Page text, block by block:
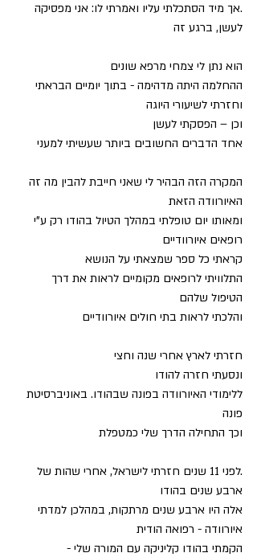
.אך מיד הסתכלתי עליו ואמרתי לו: אני מפסיקה
לעשן, ברגע זה
הוא נתן לי צמחי מרפא שונים
ההחלמה היתה מדהימה - בתוך יומיים הבראתי
וחזרתי לשיעורי היוגה
וכן – הפסקתי לעשן
אחד הדברים החשובים ביותר שעשיתי למעני
המקרה הזה הבהיר לי שאני חייבת להבין מה זה
האיורוודה הזאת
ומאותו יום טופלתי במהלך הטיול בהודו רק ע"י
רופאים איורוודיים
קראתי כל ספר שמצאתי על הנושא
התלוויתי לרופאים מקומיים לראות את דרך
הטיפול שלהם
והלכתי לראות בתי חולים איורוודיים
חזרתי לארץ אחרי שנה וחצי
ונסעתי חזרה להודו
ללימודי האיורוודה בפונה שבהודו. באוניברסיטת
פונה
וכך התחילה הדרך שלי כמטפלת
.לפני 11 שנים חזרתי לישראל, אחרי שהות של
ארבע שנים בהודו
אלה היו ארבע שנים מרתקות, במהלכן למדתי
איורוודה - רפואה הודית
הקמתי בהודו קליניקה עם המורה שלי -